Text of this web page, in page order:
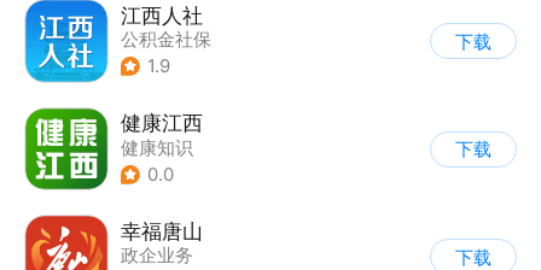
江西人社
公积金社保
1.9
下载
健康江西
健康知识
0.0
下载
幸福唐山
政企业务
下载